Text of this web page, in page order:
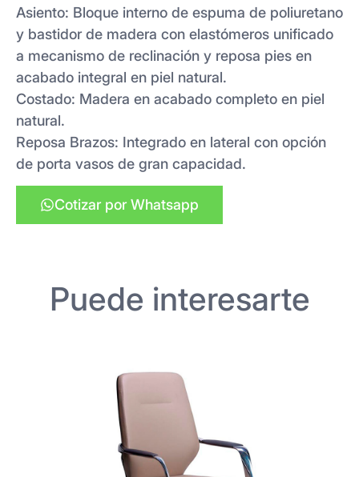
Asiento: Bloque interno de espuma de poliuretano
y bastidor de madera con elastómeros unificado
a mecanismo de reclinación y reposa pies en
acabado integral en piel natural.
Costado: Madera en acabado completo en piel
natural.
Reposa Brazos: Integrado en lateral con opción
de porta vasos de gran capacidad.
Cotizar por Whatsapp
Puede interesarte